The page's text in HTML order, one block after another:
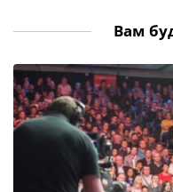
Вам